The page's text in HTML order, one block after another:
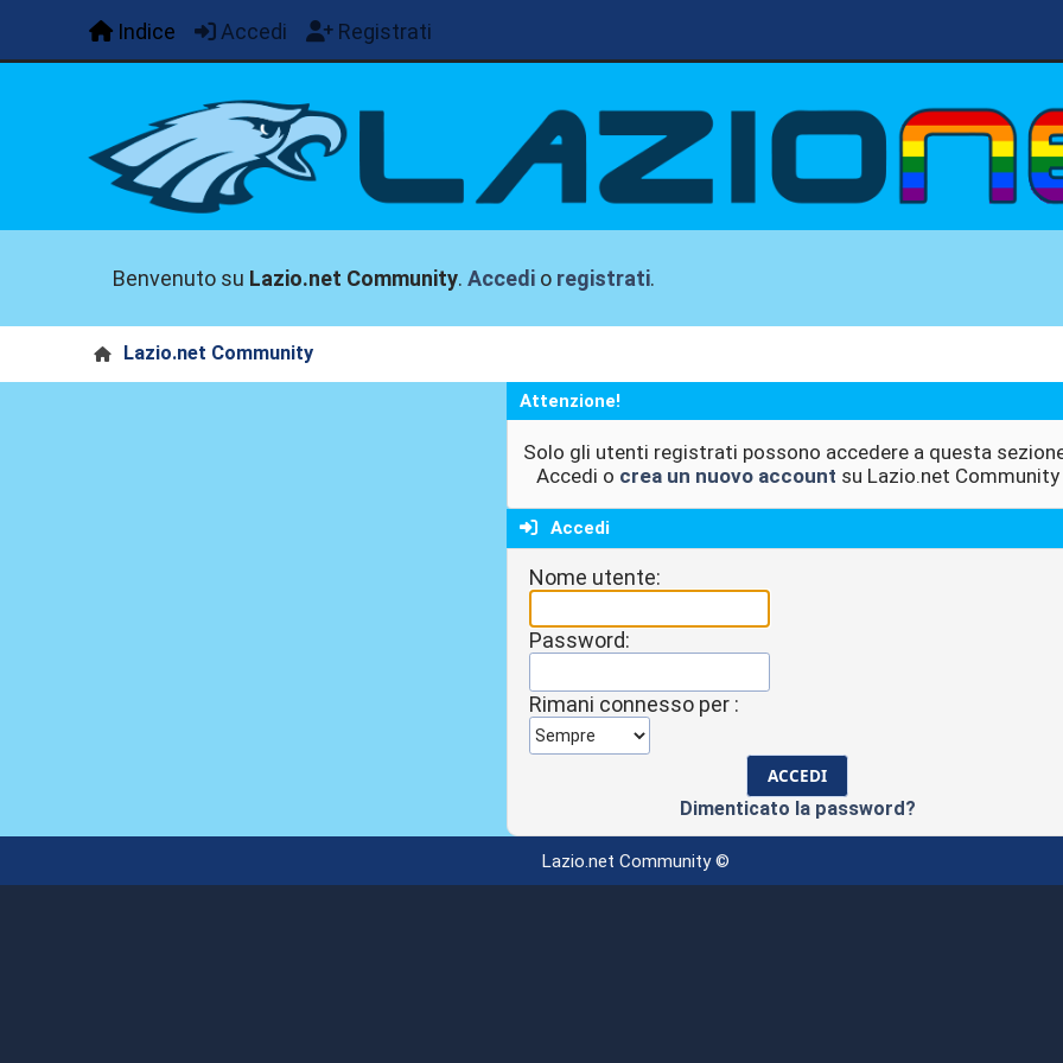
Indice Accedi Registrati
Benvenuto su Lazio.net Community.Accedi o registrati.
Lazio.net Community
Attenzione!
Solo gli utenti registrati possono accedere a questa
Accedi o crea un nuovo account su Lazio.net Community
Accedi
Nome utente:
Password:
Rimani connesso per :
Dimenticato la password?
Lazio.net Community ©